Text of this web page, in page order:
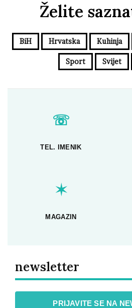
Želite
BiH Hrvatska Kuhinja
Sport Svijet
☏
TEL. IMENIK
✶
MAGAZIN
newsletter
PRIJAVITE SE NA